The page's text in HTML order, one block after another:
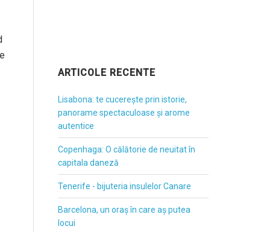
ARTICOLE RECENTE
Lisabona: te cucerește prin istorie,
panorame spectaculoase și arome
autentice
Copenhaga: O călătorie de neuitat în
capitala daneză
Tenerife - bijuteria insulelor Canare
Barcelona, un oraș în care aș putea
locui